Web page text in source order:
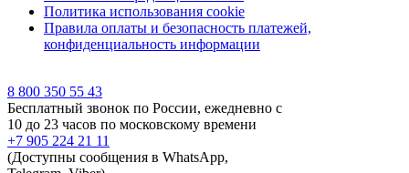
Политика использования cookie
Правила оплаты и безопасность платежей,
конфиденциальность информации
8 800 350 55 43
Бесплатный звонок по России, ежедневно с
10 до 23 часов по московскому времени
+7 905 224 21 11
(Доступны сообщения в WhatsApp,